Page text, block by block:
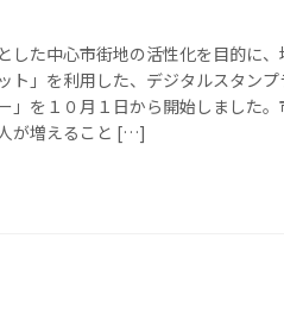
した中心市街地の活性化を目的に、
ト」を利用した、デジタルスタンプ
」を１０月１日から開始しました
が増えること […]